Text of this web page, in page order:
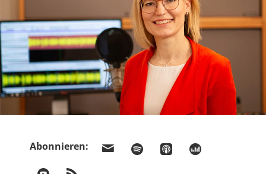
Abonnieren: